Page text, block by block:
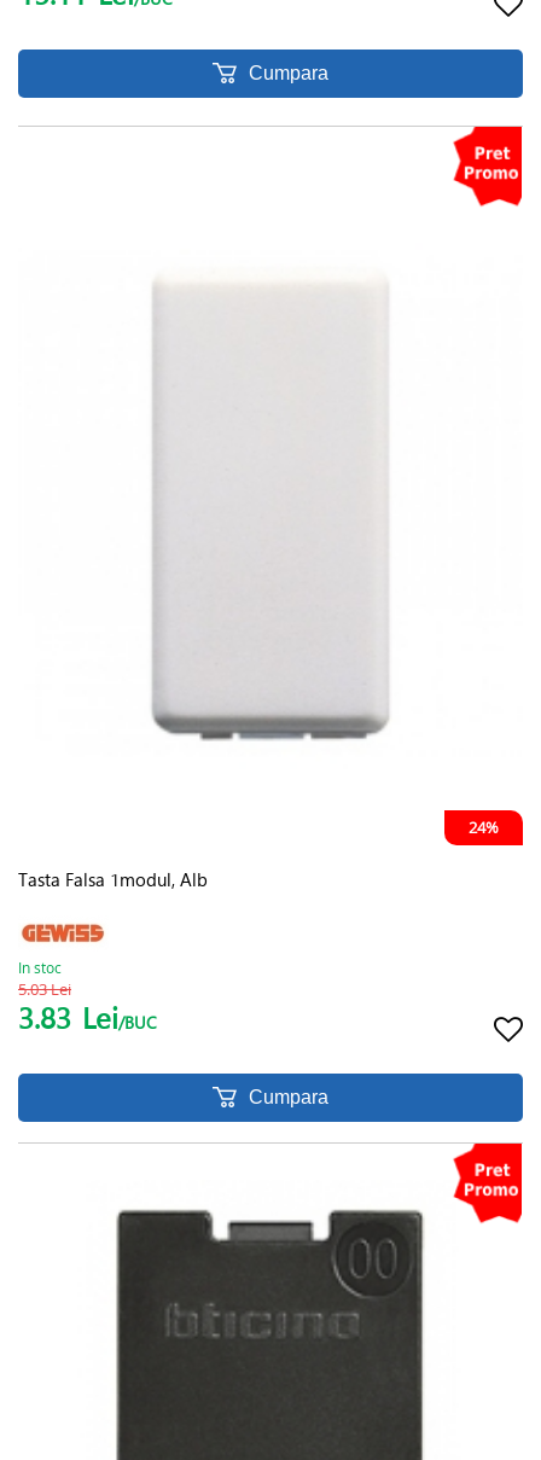
Cumpara
24%
Tasta Falsa 1modul, Alb
In stoc
5.03 Lei
3.83 Lei/BUC
Cumpara